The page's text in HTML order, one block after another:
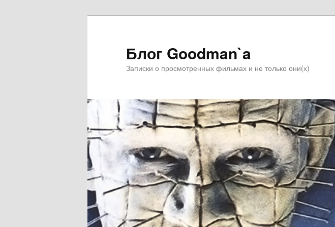
Блог Goodman`a
Записки о просмотренных фильмах и не только они(х)